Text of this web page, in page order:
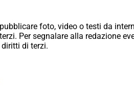
foto, video o testi da
Per segnalare alla redazione
di terzi.